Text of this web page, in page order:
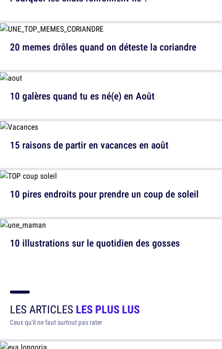
10 galères quand tu es né(e) en Août
10 pires endroits pour prendre un coup de soleil
20 memes drôles quand on déteste la coriandre
15 raisons de partir en vacances en août
10 illustrations sur le quotidien des gosses
LES ARTICLES LES PLUS LUS
Ceux qu'il ne faut surtout pas rater